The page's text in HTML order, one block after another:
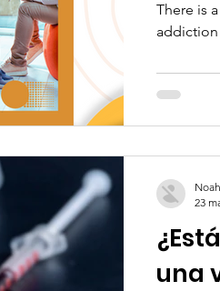
There is
addiction
una
23